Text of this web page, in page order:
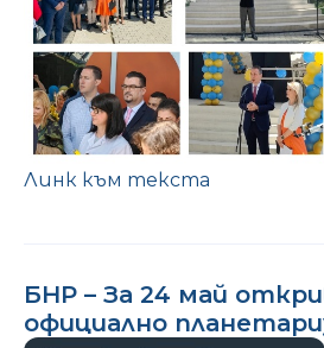
Линк към текста
БНР – За 24 май
официално